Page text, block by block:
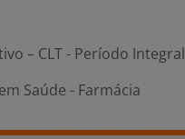
– CLT - Período Integral
Saúde - Farmácia